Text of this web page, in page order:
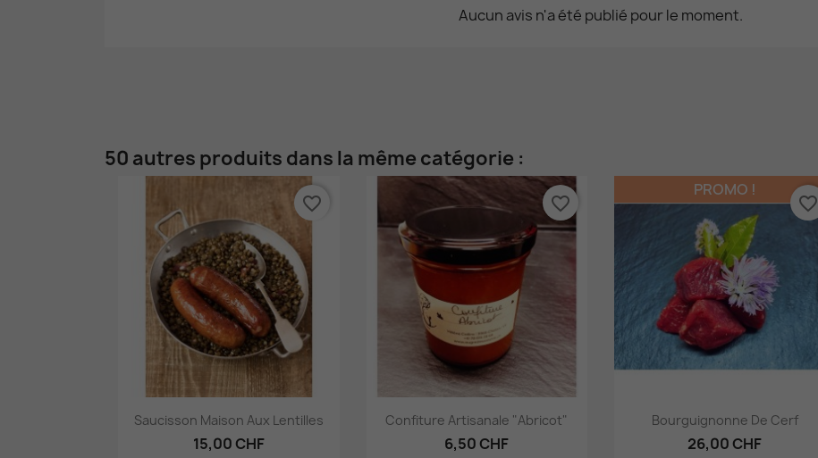
Aucun avis n'a été publié pour le moment.
50 autres produits dans la même catégorie :
Aperçu rapide
Saucisson Maison Aux Lentilles
15,00 CHF
favorite_border
Aperçu rapide
Confiture Artisanale "Abricot"
6,50 CHF
favorite_border
Aperçu rapide
Bourguignonne De Cerf
26,00 CHF
PROMO !
favorite_border